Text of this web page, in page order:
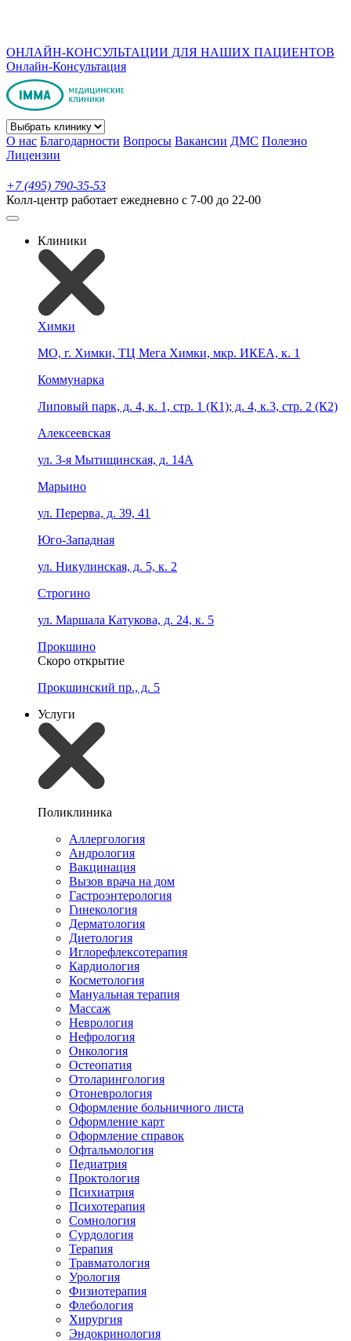
ОНЛАЙН-КОНСУЛЬТАЦИИ ДЛЯ НАШИХ ПАЦИЕНТОВ
Онлайн-Консультация
О нас Благодарности Вопросы Вакансии ДМС Полезно
Лицензии
+7 (495) 790-35-53
Колл-центр работает ежедневно с 7-00 до 22-00
Клиники
Химки
МО, г. Химки, ТЦ Мега Химки, мкр. ИКЕА, к. 1
Коммунарка
Липовый парк, д. 4, к. 1, стр. 1 (К1); д. 4, к.3, стр. 2 (К2)
Алексеевская
ул. 3-я Мытищинская, д. 14А
Марьино
ул. Перерва, д. 39, 41
Юго-Западная
ул. Никулинская, д. 5, к. 2
Строгино
ул. Маршала Катукова, д. 24, к. 5
Прокшино
Скоро открытие
Прокшинский пр., д. 5
Услуги
Поликлиника
Аллергология
Андрология
Вакцинация
Вызов врача на дом
Гастроэнтерология
Гинекология
Дерматология
Диетология
Иглорефлексотерапия
Кардиология
Косметология
Мануальная терапия
Массаж
Неврология
Нефрология
Онкология
Остеопатия
Отоларингология
Отоневрология
Оформление больничного листа
Оформление карт
Оформление справок
Офтальмология
Педиатрия
Проктология
Психиатрия
Психотерапия
Сомнология
Сурдология
Терапия
Травматология
Урология
Физиотерапия
Флебология
Хирургия
Эндокринология